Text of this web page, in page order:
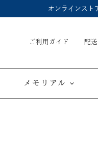
オンラインスト
ご利用ガイド 配
メモリアル